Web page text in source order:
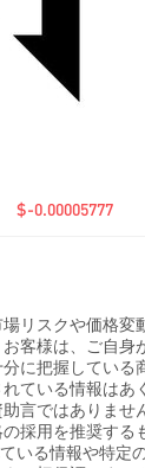
金額変動
$0.00000303
$-0.00005777
リスクや価格変
客様は、ご自身
に把握している
ている情報はあ
言ではありませ
採用を推奨する
いる情報や特定